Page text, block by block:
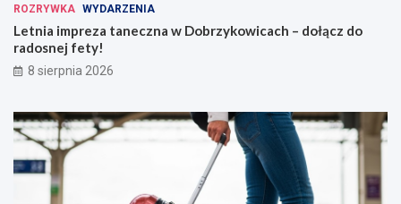
ROZRYWKA WYDARZENIA
Letnia impreza taneczna w Dobrzykowicach – dołącz do
radosnej fety!
8 sierpnia 2026